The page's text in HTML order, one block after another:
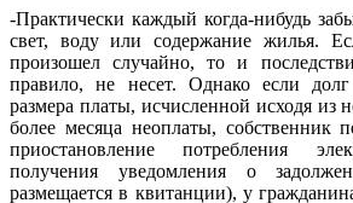
-Практически каждый когда-нибудь
свет, воду или содержание жилья.
произошел случайно, то и
правило, не несет. Однако если долг
размера платы, исчисленной исходя из
более месяца неоплаты, собственник
приостановление потребления
получения уведомления о
размещается в квитанции), у